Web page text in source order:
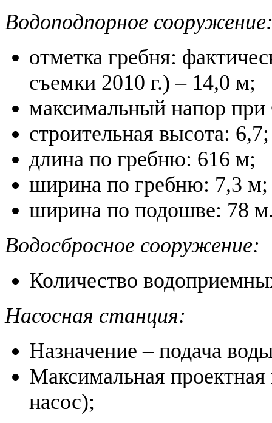
Водоподпорное
отметка гребня:
съемки 2010 г.) – 14,0 м;
максимальный напор
строительная высота: 6,7;
длина по гребню: 616 м;
ширина по гребню: 7,3 м;
ширина по подошве: 78
Водосбросное сооружение:
Количество
Насосная станция:
Назначение – подача
Максимальная
насос);